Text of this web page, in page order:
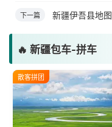
下一篇 新疆伊吾县地图
🔥 新疆包车-拼车
散客拼团